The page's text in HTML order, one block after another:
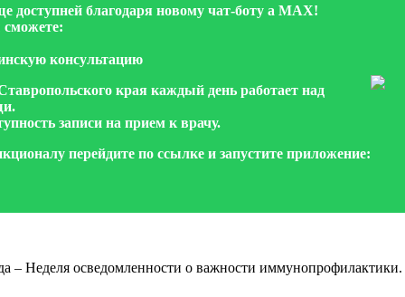
доступней благодаря новому чат-боту а МАХ!
консультацию
края каждый день работает над
записи на прием к врачу.
перейдите по ссылке и запустите приложение:
– Неделя осведомленности о важности